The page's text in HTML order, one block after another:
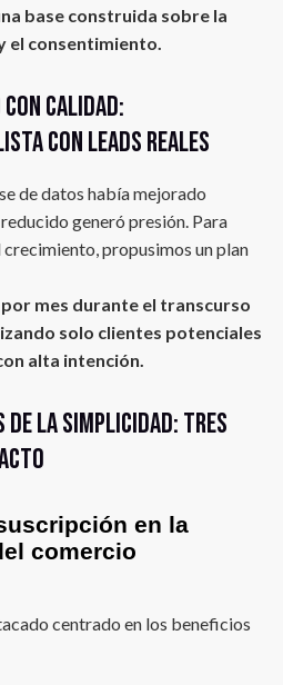
base construida sobre la
el consentimiento.
con calidad:
con leads reales
de datos había mejorado
generó presión. Para
propusimos un plan
mes durante el transcurso
solo clientes potenciales
alta intención.
la simplicidad: Tres
en la
comercio
centrado en los beneficios